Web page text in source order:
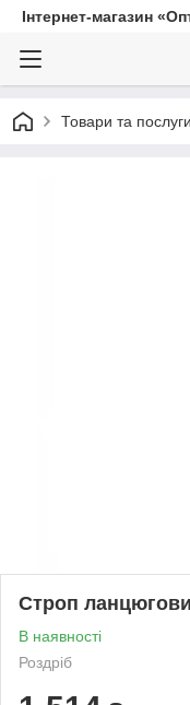
Інтернет-магазин
Товари та послуги
Строп
В наявності
Роздріб